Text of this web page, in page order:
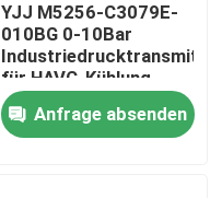
YJJ M5256-C3079E-
010BG 0-10Bar
Industriedrucktransmitter
für HAVC-Kühlung
Anfrage absenden